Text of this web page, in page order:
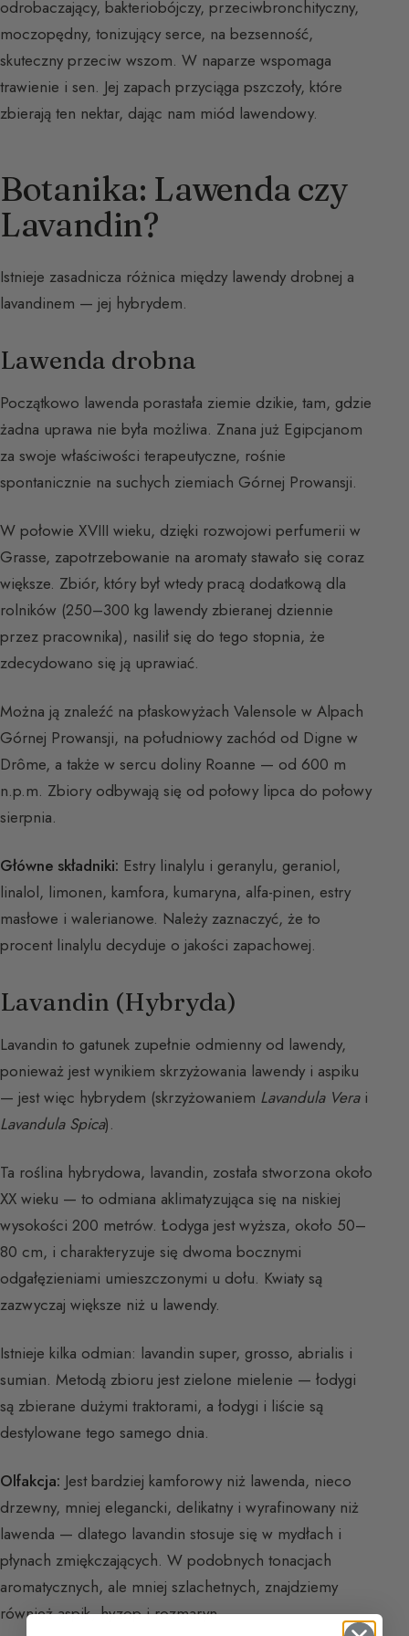
odrobaczający, bakteriobójczy, przeciwbronchityczny,
moczopędny, tonizujący serce, na bezsenność,
skuteczny przeciw wszom. W naparze wspomaga
trawienie i sen. Jej zapach przyciąga pszczoły, które
zbierają ten nektar, dając nam miód lawendowy.
Botanika: Lawenda czy
Lavandin?
Istnieje zasadnicza różnica między lawendy drobnej a
lavandinem — jej hybrydem.
Lawenda drobna
Początkowo lawenda porastała ziemie dzikie, tam, gdzie
żadna uprawa nie była możliwa. Znana już Egipcjanom
za swoje właściwości terapeutyczne, rośnie
spontanicznie na suchych ziemiach Górnej Prowansji.
W połowie XVIII wieku, dzięki rozwojowi perfumerii w
Grasse, zapotrzebowanie na aromaty stawało się coraz
większe. Zbiór, który był wtedy pracą dodatkową dla
rolników (250–300 kg lawendy zbieranej dziennie
przez pracownika), nasilił się do tego stopnia, że
zdecydowano się ją uprawiać.
Można ją znaleźć na płaskowyżach Valensole w Alpach
Górnej Prowansji, na południowy zachód od Digne w
Drôme, a także w sercu doliny Roanne — od 600 m
n.p.m. Zbiory odbywają się od połowy lipca do połowy
sierpnia.
Główne składniki: Estry linalylu i geranylu, geraniol,
linalol, limonen, kamfora, kumaryna, alfa-pinen, estry
masłowe i walerianowe. Należy zaznaczyć, że to
procent linalylu decyduje o jakości zapachowej.
Lavandin (Hybryda)
Lavandin to gatunek zupełnie odmienny od lawendy,
ponieważ jest wynikiem skrzyżowania lawendy i aspiku
— jest więc hybrydem (skrzyżowaniem Lavandula Verai
Lavandula Spica).
Ta roślina hybrydowa, lavandin, została stworzona około
XX wieku — to odmiana aklimatyzująca się na niskiej
wysokości 200 metrów. Łodyga jest wyższa, około 50–
80 cm, i charakteryzuje się dwoma bocznymi
odgałęzieniami umieszczonymi u dołu. Kwiaty są
zazwyczaj większe niż u lawendy.
Istnieje kilka odmian: lavandin super, grosso, abrialis i
sumian. Metodą zbioru jest zielone mielenie — łodygi
są zbierane dużymi traktorami, a łodygi i liście są
destylowane tego samego dnia.
Olfakcja: Jest bardziej kamforowy niż lawenda, nieco
drzewny, mniej elegancki, delikatny i wyrafinowany niż
lawenda — dlatego lavandin stosuje się w mydłach i
płynach zmiękczających. W podobnych tonacjach
aromatycznych, ale mniej szlachetnych, znajdziemy
również aspik, hyzop i rozmaryn.